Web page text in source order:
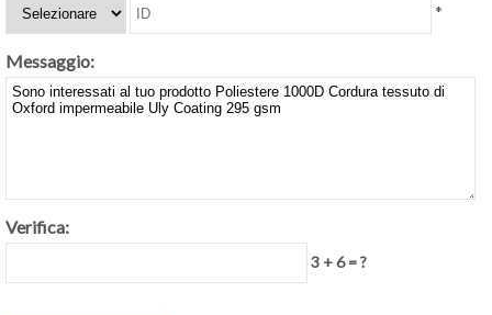
*
Messaggio:
Verifica:
3 + 6 = ?